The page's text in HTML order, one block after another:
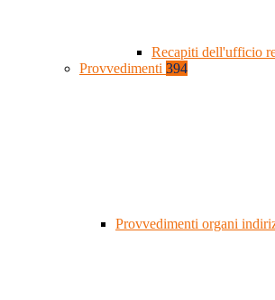
Recapiti dell'ufficio
Provvedimenti 394
Provvedimenti organi